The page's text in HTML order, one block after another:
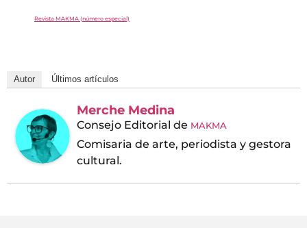
Revista MAKMA (número especial)
Autor Últimos artículos
Merche Medina
Consejo Editorial de MAKMA
Comisaria de arte, periodista y gestora
cultural.